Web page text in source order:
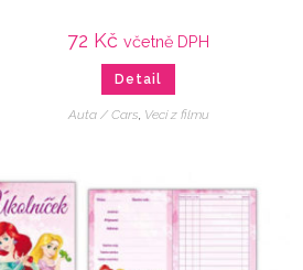
72 Kč včetně DPH
Detail
Auta / Cars, Veci z filmu